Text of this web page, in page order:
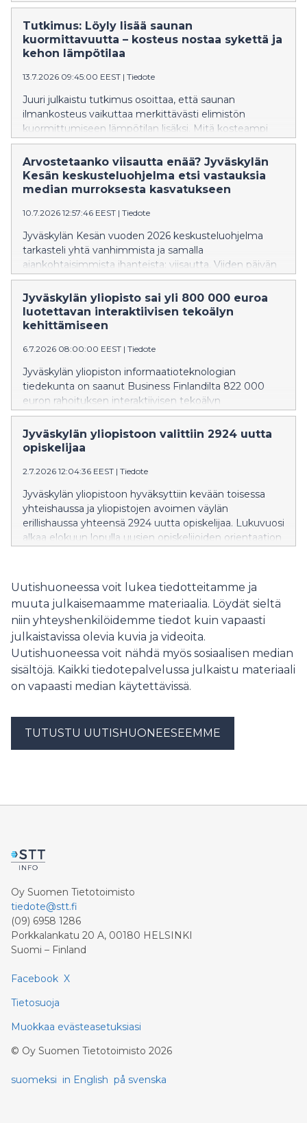
Koponen Helsingin yliopistosta.
Tutkimus: Löyly lisää saunan
kuormittavuutta – kosteus nostaa sykettä ja
kehon lämpötilaa
13.7.2026 09:45:00 EEST | Tiedote
Juuri julkaistu tutkimus osoittaa, että saunan
ilmankosteus vaikuttaa merkittävästi elimistön
kuormittumiseen lämpötilan lisäksi. Mitä kosteampi
sauna on, sitä voimakkaammin syke ja kehon lämpötila
nousevat.
Arvostetaanko viisautta enää? Jyväskylän
Kesän keskusteluohjelma etsi vastauksia
median murroksesta kasvatukseen
10.7.2026 12:57:46 EEST | Tiedote
Jyväskylän Kesän vuoden 2026 keskusteluohjelma
tarkasteli yhtä vanhimmista ja samalla
ajankohtaisimmista ihanteista: viisautta. Viiden päivän
aikana keskusteluissa kysyttiin, miltä viisaus näyttää
aikana, jolloin huomiosta kilpaillaan
ennennäkemättömällä voimalla, tekoäly muuttaa
ajatteluamme ja yhteiskunnallinen keskustelu hakee
Jyväskylän yliopisto sai yli 800 000 euroa
luotettavan interaktiivisen tekoälyn
kehittämiseen
6.7.2026 08:00:00 EEST | Tiedote
Jyväskylän yliopiston informaatioteknologian
tiedekunta on saanut Business Finlandilta 822 000
euron rahoituksen interaktiivisen tekoälyn
kehittämiseen. Hankkeessa luodaan luotettavampia ja
paremmin ihmisten kanssa yhteistyöhön kykeneviä
tekoälyjärjestelmiä sekä valmistellaan teknologiaa
Jyväskylän yliopistoon valittiin 2924 uutta
opiskelijaa
2.7.2026 12:04:36 EEST | Tiedote
Jyväskylän yliopistoon hyväksyttiin kevään toisessa
yhteishaussa ja yliopistojen avoimen väylän
erillishaussa yhteensä 2924 uutta opiskelijaa. Lukuvuosi
alkaa elokuun lopulla uusien opiskelijoiden orientaation
Uutishuoneessa voit lukea tiedotteitamme ja
muuta julkaisemaamme materiaalia. Löydät sieltä
niin yhteyshenkilöidemme tiedot kuin vapaasti
julkaistavissa olevia kuvia ja videoita.
Uutishuoneessa voit nähdä myös sosiaalisen median
sisältöjä. Kaikki tiedotepalvelussa julkaistu materiaali
on vapaasti median käytettävissä.
TUTUSTU UUTISHUONEESEEMME
Oy Suomen Tietotoimisto
tiedote@stt.fi
(09) 6958 1286
Porkkalankatu 20 A, 00180 HELSINKI
Suomi – Finland
Facebook X
Tietosuoja
Muokkaa evästeasetuksiasi
© Oy Suomen Tietotoimisto 2026
suomeksi in English på svenska